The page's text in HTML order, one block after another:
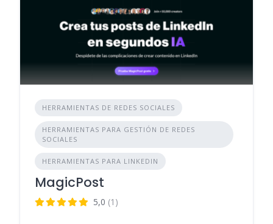
HERRAMIENTAS DE REDES SOCIALES
HERRAMIENTAS PARA GESTIÓN DE REDES
SOCIALES
HERRAMIENTAS PARA LINKEDIN
MagicPost
5,0 (1)